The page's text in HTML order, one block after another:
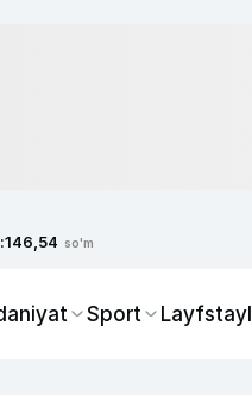
146,54 so'm
Sport Layfstayl